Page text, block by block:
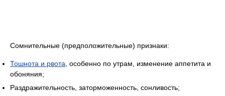
Сомнительные (предположительные) признаки:
Тошнота и рвота , особенно по утрам, изменение аппетита и
обоняния;
Раздражительность, заторможенность, сонливость;